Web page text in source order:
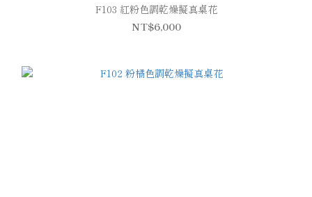
F103 紅粉色調乾燥擬真桌花
NT$6,000